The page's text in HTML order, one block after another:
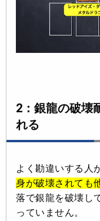
2：銀龍の破壊
れる
よく勘違いする人
身が破壊されても
落で銀龍を破壊し
っていません。